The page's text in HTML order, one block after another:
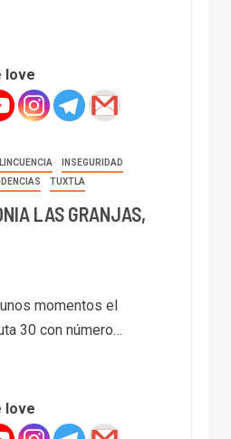
love
INSEGURIDAD
TUXTLA
LAS GRANJAS,
momentos el
30 con número…
love